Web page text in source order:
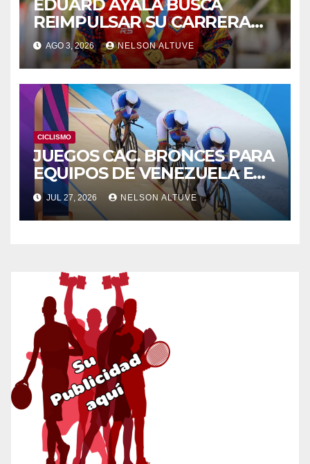
EDUARD AYALA BUSCA
REIMPULSAR SU CARRERA
EN EUROPA
AGO 3, 2026 NELSON ALTUVE
CICLISMO
JUEGOS CAC. BRONCES PARA
EQUIPOS DE VENEZUELA EN
LA PISTA
JUL 27, 2026 NELSON ALTUVE